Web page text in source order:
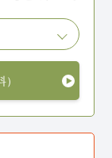
いのかが分か